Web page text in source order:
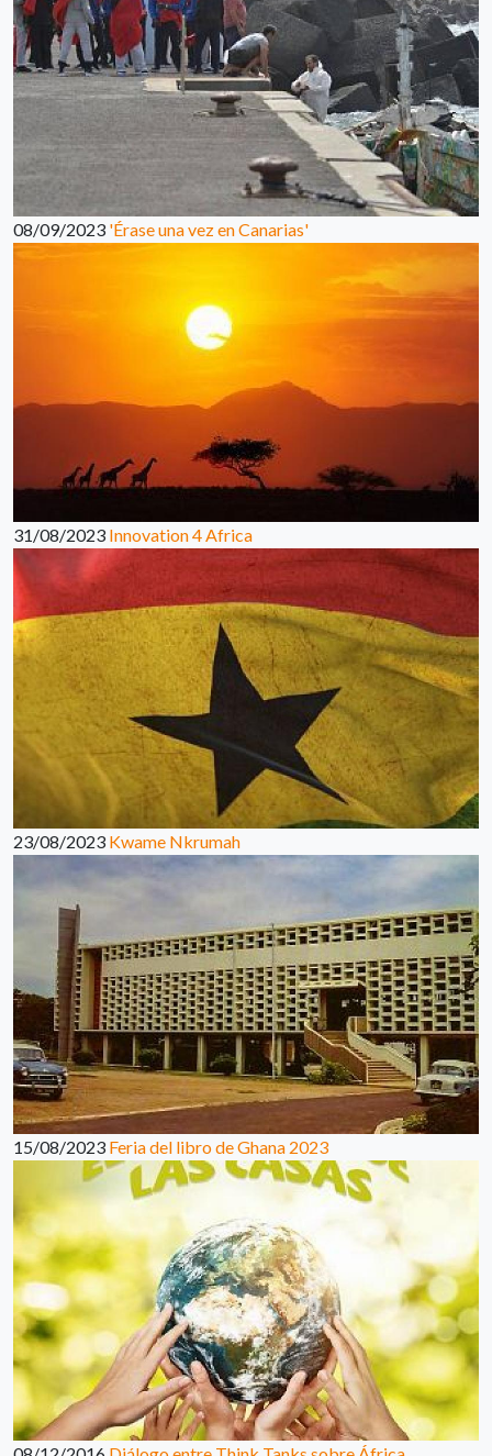
08/09/2023 'Érase una vez en Canarias'
31/08/2023 Innovation 4 Africa
23/08/2023 Kwame Nkrumah
15/08/2023 Feria del libro de Ghana 2023